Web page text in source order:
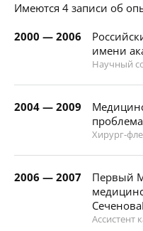
Имеются 4 записи об
2000 — 2006
имени
Научный
2004 — 2009
Хирург-
2006 — 2007
Первый
Ассистент